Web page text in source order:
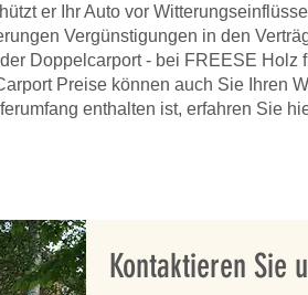
er Ihr Auto vor
Vergünstigungen in den
Doppelcarport- bei FREESE Holz
Preise können auch Sie Ihren
enthalten ist, erfahren Sie
Kontaktieren Sie